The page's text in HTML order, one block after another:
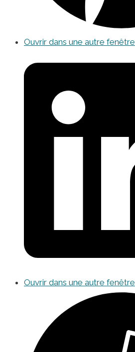
Ouvrir dans une autre fenêtre
Ouvrir dans une autre fenêtre